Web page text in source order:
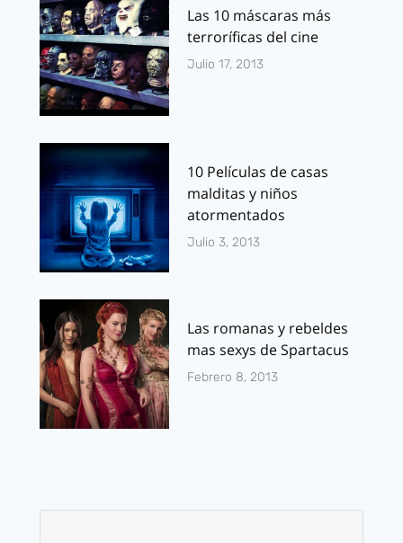
Las 10 máscaras más
terroríficas del cine
Julio 17, 2013
10 Películas de casas
malditas y niños
atormentados
Julio 3, 2013
Las romanas y rebeldes
mas sexys de Spartacus
Febrero 8, 2013